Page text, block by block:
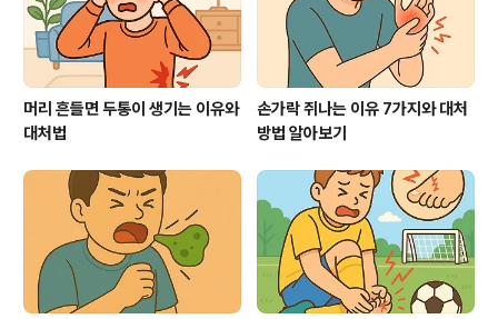
머리 흔들면 두통이 생기는 이유와
대처법
손가락 쥐나는 이유 7가지와 대처
방법 알아보기